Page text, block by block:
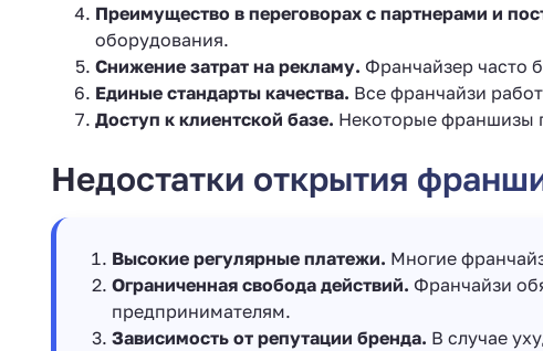
Преимущество в переговорах с партнерами и
оборудования.
Снижение затрат на рекламу. Франчайзер часто
Единые стандарты качества. Все франчайзи
Доступ к клиентской базе. Некоторые франшизы
Недостатки открытия
Высокие регулярные платежи. Многие
Ограниченная свобода действий. Франчайзи
предпринимателям.
Зависимость от репутации бренда. В случае